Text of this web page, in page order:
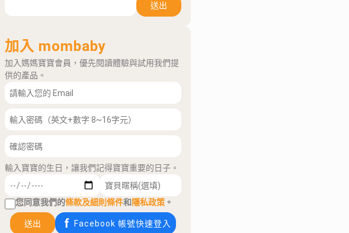
送出
加入 mombaby
加入媽媽寶寶會員，優先閱讀體驗與試用我們提
供的產品。
輸入寶寶的生日，讓我們記得寶寶重要的日子。
您同意我們的條款及細則條件和隱私政策 。
送出 Facebook 帳號快速登入